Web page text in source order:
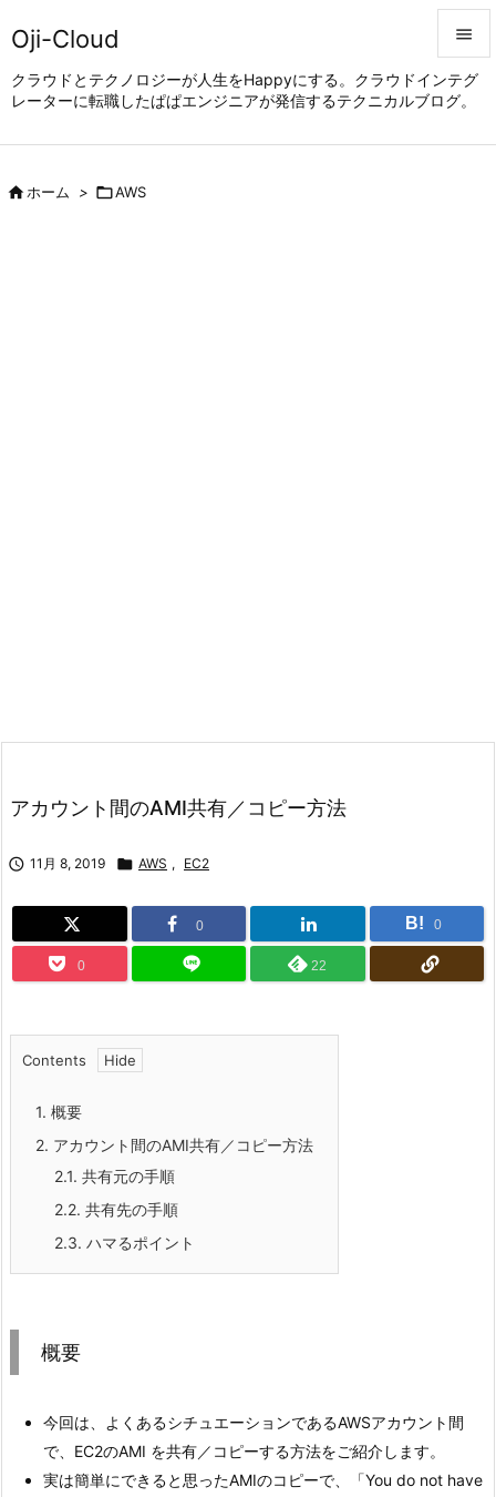
Oji-Cloud
クラウドとテクノロジーが人生をHappyにする。クラウドインテグ
レーターに転職したぱぱエンジニアが発信するテクニカルブログ。


メニュ
ホーム > AWS
アカウント間のAMI共有／コピー方法
 11月 8, 2019  AWS , EC2
0 B! 0
0 22
Contents
1. 概要
2. アカウント間のAMI共有／コピー方法
2.1. 共有元の手順
2.2. 共有先の手順
2.3. ハマるポイント
概要
今回は、よくあるシチュエーションであるAWSアカウント間
で、EC2のAMI を共有／コピーする方法をご紹介します。
実は簡単にできると思ったAMIのコピーで、「You do not have